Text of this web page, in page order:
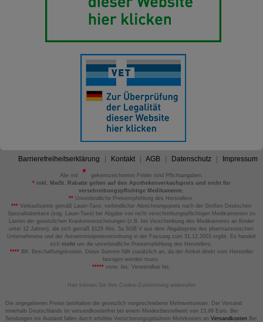
Barrierefreiheitserklärung Kontakt AGB Datenschutz Impressum
Alle mit
gekennzeichneten Felder sind Pflichtangaben.
*inkl. MwSt. Rabatte gelten auf den Apothekenverkaufspreis und nicht für
verschreibungspflichtige Medikamente.
** Unverbindliche Preisempfehlung des Herstellers.
*** Verkaufspreis gemäß Lauer-Taxe; verbindlicher Abrechnungspreis nach der Großen Deutschen
Spezialitätentaxe (sog. Lauer-Taxe) bei Abgabe von nicht verschreibungspflichtigen Medikamenten zu
Lasten der gesetzlichen Krankenversicherungen (z.B. bei Verschreibung des Medikaments an Kinder
unter 12 Jahren), die sich gemäß §129 Abs. 5a SGB V aus dem Abgabepreis des pharmazeutischen
Unternehmens und der Arzneimittelpreisverordnung in der Fassung zum 31.12.2003 ergibt. Es handelt
sich nicht um die unverbindliche Preisempfehlung des Herstellers.
****BK: Beschaffungskosten. Diese Summe fällt zusätzlich an, da der Artikel direkt vom Hersteller
bezogen werden muss.
*****verw. bis: Verwendbar bis.
Hier können Sie Ihre Cookie-Zustimmung widerrufen
Die angegebenen Preise beinhalten die gesetzlich vorgeschriebene Mehrwertsteuer. Der Versand
innerhalb Deutschlands ist versandkostenfrei bei einem Mindestbestellwert von 13,99 Euro. Bei
Sendungen ins Ausland fallen durch erhöhte Versicherungsgebühren Mehrkosten an VersandkostenBei